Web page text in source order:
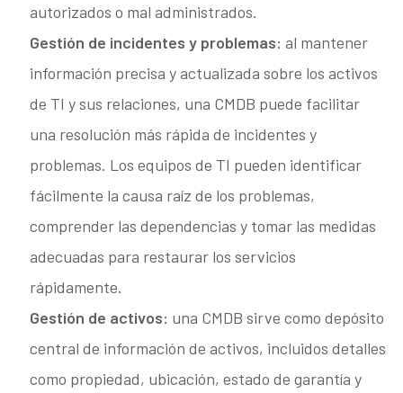
autorizados o mal administrados.
Gestión de incidentes y problemas: al mantener
información precisa y actualizada sobre los activos
de TI y sus relaciones, una CMDB puede facilitar
una resolución más rápida de incidentes y
problemas. Los equipos de TI pueden identificar
fácilmente la causa raíz de los problemas,
comprender las dependencias y tomar las medidas
adecuadas para restaurar los servicios
rápidamente.
Gestión de activos: una CMDB sirve como depósito
central de información de activos, incluidos detalles
como propiedad, ubicación, estado de garantía y